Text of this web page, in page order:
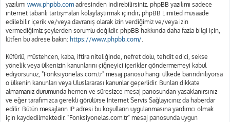
yazılımı www.phpbb.com adresinden indirebilirsiniz. phpBB yazılımı sadece
internet tabanlı tartışmaları kolaylaştırmak içindir; phpBB Limited müsaade
edilebilir içerik ve/veya davranış olarak izin verdiğimiz ve/veya izin
vermediğimiz şeylerden sorumlu değildir. phpBB hakkında daha fazla bilgi için,
lütfen bu adrese bakın: https://www.phpbb.com/.
Küfürlü, müstehcen, kaba, iftira niteliğinde, nefret dolu, tehdit edici, sekse
yönelik veya ülkenizin kanunlarını çiğneyici içerikler göndermemeyi kabul
ediyorsunuz, "Fonksiyonelas.com.tr" mesaj panosu hangi ülkede barındırılıyorsa
o ülkenin kanunları veya Uluslararası kanunlar geçerlidir. Bunları dikkate
almamanız durumunda hemen ve süresizce mesaj panosundan yasaklanırsınız
ve eğer tarafımızca gerekli görülürse İnternet Servis Sağlayıcınız da haberdar
edilir. Bütün mesajların IP adresi bu koşulların uygulanmasına yardımcı olmak
için kaydedilmektedir. "Fonksiyonelas.com.tr" mesaj panosunda uygun